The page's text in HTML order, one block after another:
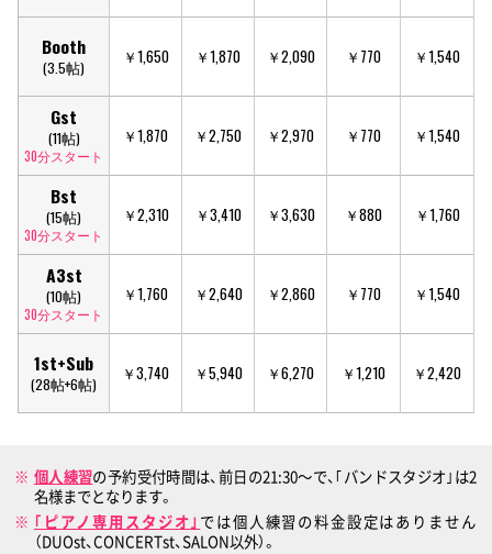
Booth
(3.5帖)
￥1,650 ￥1,870 ￥2,090 ￥770 ￥1,540
Gst
(11帖)
30分スタート
￥1,870 ￥2,750 ￥2,970 ￥770 ￥1,540
Bst
(15帖)
30分スタート
￥2,310 ￥3,410 ￥3,630 ￥880 ￥1,760
A3st
(10帖)
30分スタート
￥1,760 ￥2,640 ￥2,860 ￥770 ￥1,540
1st+Sub
(28帖+6帖)
￥3,740 ￥5,940 ￥6,270 ￥1,210 ￥2,420
個人練習の予約受付時間は、前日の21:30〜で、｢バンドスタジオ｣は2
名様までとなります。
｢ピアノ専用スタジオ｣ では個人練習の料金設定はありません
（DUOst、CONCERTst、SALON以外）。